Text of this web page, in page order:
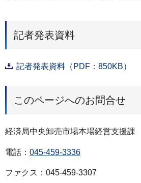
記者発表資料
記者発表資料（PDF：850KB）
このページへのお問合せ
経済局中央卸売市場本場経営支援課
電話： 045-459-3336
ファクス：045-459-3307